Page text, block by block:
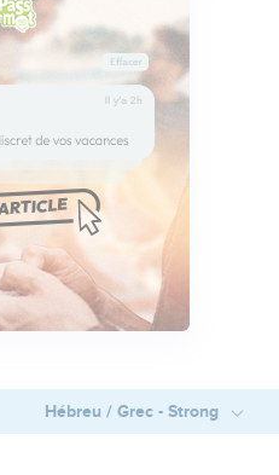
Hébreu / Grec - Strong